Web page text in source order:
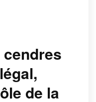
de la